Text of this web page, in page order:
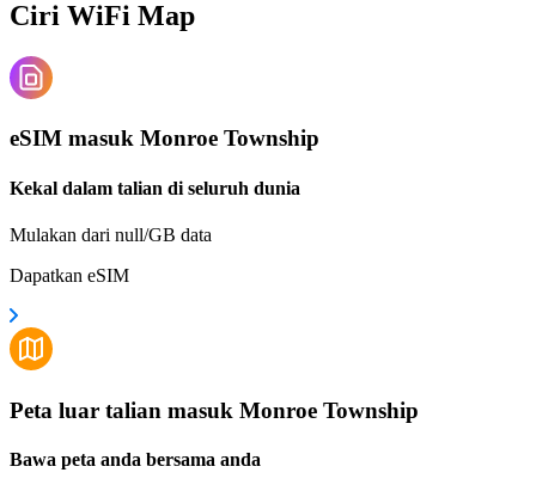
Ciri WiFi Map
eSIM masuk Monroe Township
Kekal dalam talian di seluruh dunia
Mulakan dari null/GB data
Dapatkan eSIM
Peta luar talian masuk Monroe Township
Bawa peta anda bersama anda